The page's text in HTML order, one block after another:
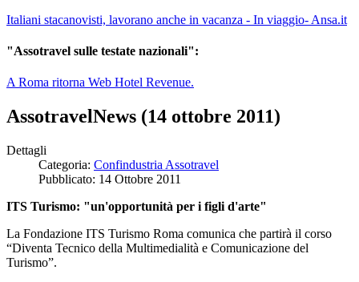
Italiani stacanovisti, lavorano anche in vacanza - In viaggio- Ansa.it
"Assotravel sulle testate nazionali":
A Roma ritorna Web Hotel Revenue.
AssotravelNews (14 ottobre 2011)
Dettagli
Categoria: Confindustria Assotravel
Pubblicato: 14 Ottobre 2011
ITS Turismo: "un'opportunità per i figli d'arte"
La Fondazione ITS Turismo Roma comunica che partirà il corso
“Diventa Tecnico della Multimedialità e Comunicazione del
Turismo”.